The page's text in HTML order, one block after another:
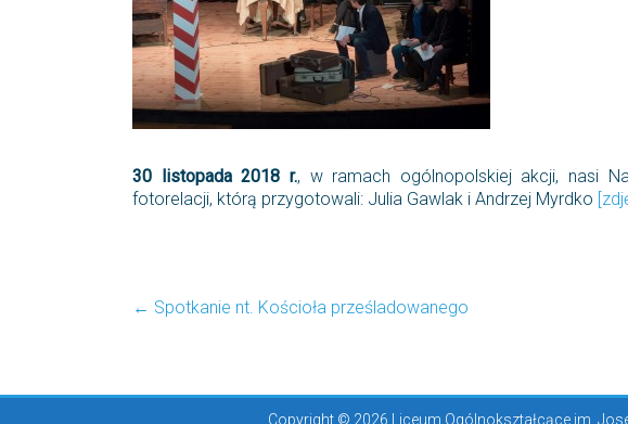
30 listopada 2018 r., w ramach ogólnopolskiej akcji, nasi
fotorelacji, którą przygotowali: Julia Gawlak i Andrzej Myrdko
← Spotkanie nt. Kościoła prześladowanego
Copyright © 2026 Liceum Ogólnokształcące im.